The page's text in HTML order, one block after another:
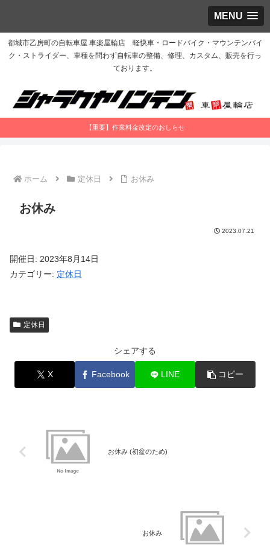
MENU
都城市乙房町の自転車屋 車楽屋輪店 軽快車・ロードバイク・マウンテンバイ
ク・ストライダー、車種を問わず自転車の整備、修理、カスタム、販売を行っ
ております。
【重要】作業料金改定のおしらせ
ホーム 定休日 お休み
お休み
2023.07.21
開催日: 2023年8月14日
カテゴリー: 定休日
定休日
シェアする
X Facebook LINE コピー
お休み (初盆のため)
お休み